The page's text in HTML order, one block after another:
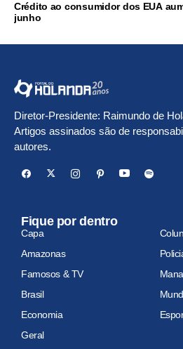
Crédito ao consumidor dos EUA
junho
Diretor-Presidente: Raimundo de
Artigos assinados são de
autores.
Fique por dentro
Capa
Amazonas
Famosos & TV
Brasil
Economia
Geral